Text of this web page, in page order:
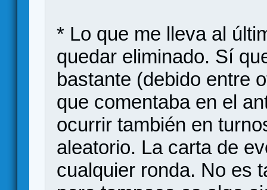
* Lo que me lleva al
quedar eliminado. Sí
bastante (debido entre
que comentaba en el
ocurrir también en
aleatorio. La carta de
cualquier ronda. No es